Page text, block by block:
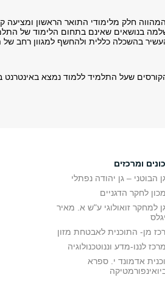
חלק מלימודי התואר הראשון ומציעה
בנושאים שאינם בתחום הלימוד של
בהשכלה כללית ולהחשף למגוון רחב של
שעל התלמיד ללמוד נמצא באינטרנט
ומרכזים
הבוטני – גן יהודה נפתלי
לחקר הדגניים
למחקר זואולוגי ע"ש א. מאיר
מן- התוכנית לאבטחת מזון
לננו-מדע וננוטכנולוגיה
אדמונד י. ספרא